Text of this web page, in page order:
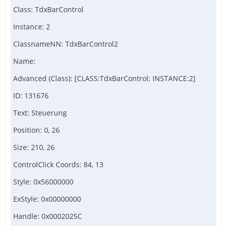
Class: TdxBarControl
Instance: 2
ClassnameNN: TdxBarControl2
Name:
Advanced (Class): [CLASS:TdxBarControl; INSTANCE:2]
ID: 131676
Text: Steuerung
Position: 0, 26
Size: 210, 26
ControlClick Coords: 84, 13
Style: 0x56000000
ExStyle: 0x00000000
Handle: 0x0002025C